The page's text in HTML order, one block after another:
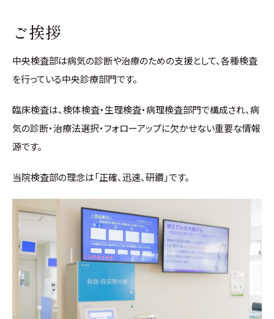
ご挨拶
中央検査部は病気の診断や治療のための支援として、各種検査
を行っている中央診療部門です。
臨床検査は、検体検査・生理検査・病理検査部門で構成され、病
気の診断・治療法選択・フォローアップに欠かせない重要な情報
源です。
当院検査部の理念は「正確、迅速、研鑽」です。